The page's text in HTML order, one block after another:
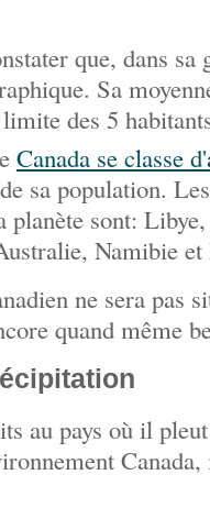
que, dans
Sa
des 5
Canada se classe
sa population.
planète sont:
Namibie
ne sera pas
quand même
au pays où il